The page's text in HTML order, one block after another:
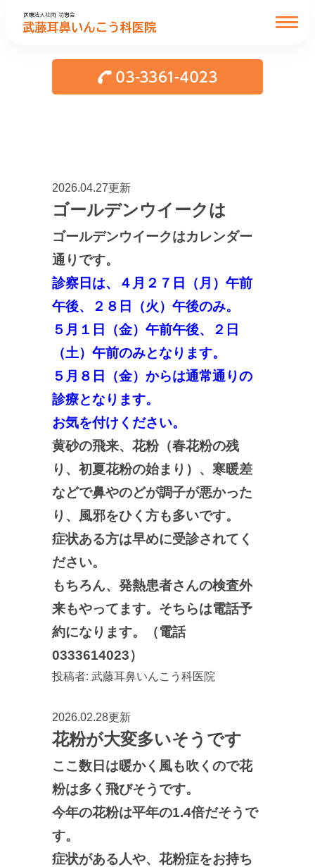
2026.04.27更新
ゴールデンウイークは
ゴールデンウイークはカレンダー
通りです。
診察日は、４月２７日（月）午前
午後、２８日（火）午後のみ。
５月１日（金）午前午後、２日
（土）午前のみとなります。
５月８日（金）からは通常通りの
診療となります。
お気を付けください。
黄砂の飛来、花粉（春花粉の残
り、初夏花粉の始まり）、寒暖差
などで鼻やのどが調子が悪かった
り、風邪をひく方も多いです。
症状ある方は早めに受診されてく
ださい。
もちろん、発熱患者さんの検査外
来もやってます。そちらは電話予
約になります。（電話
0333614023）
投稿者: 武藤耳鼻いんこう科医院
2026.02.28更新
花粉が大変多いそうです
ここ数日は暖かく風も吹くので花
粉は多く飛びそうです。
今年の花粉は平年の1.4倍だそうで
す。
症状がある人や、花粉症をお持ち